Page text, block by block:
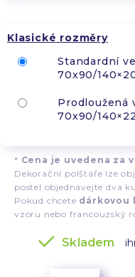
Klasické rozměry
Standardní
70x90/
Prodloužená
70x90/
* Cena je uvedena za
Dekorační polštáře lze
postel objednávejte dva
Pokud chcete dárkovou
vzoru nebo francouzský
Skladem